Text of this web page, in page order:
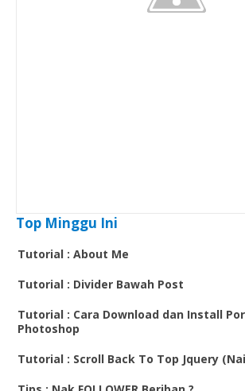
Top Minggu Ini
Tutorial : About Me
Tutorial : Divider Bawah Post
Tutorial : Cara Download dan Install
Photoshop
Tutorial : Scroll Back To Top Jquery